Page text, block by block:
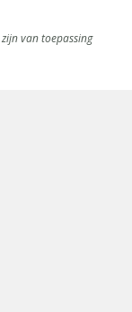
van toepassing